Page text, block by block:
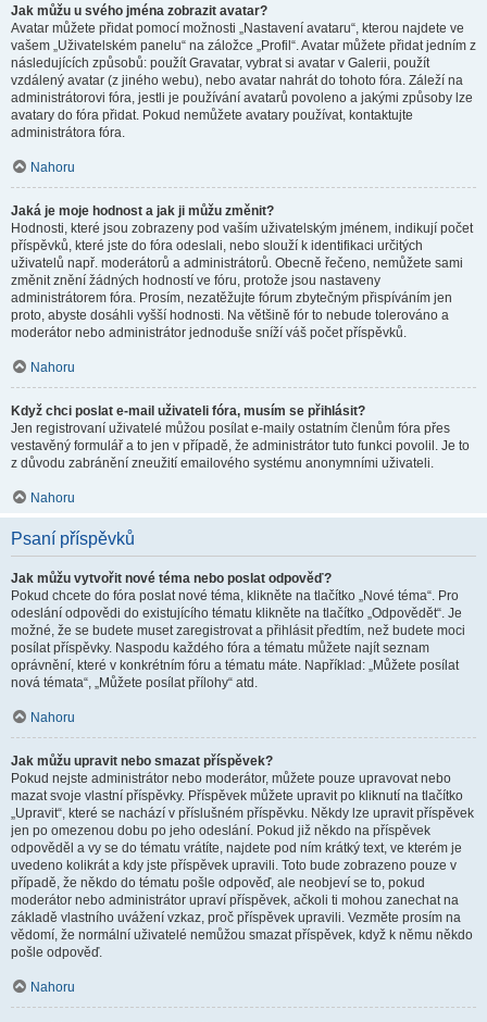
Jak můžu u svého jména zobrazit avatar?
Avatar můžete přidat pomocí možnosti „Nastavení avataru“, kterou najdete ve
vašem „Uživatelském panelu“ na záložce „Profil“. Avatar můžete přidat jedním z
následujících způsobů: použít Gravatar, vybrat si avatar v Galerii, použít
vzdálený avatar (z jiného webu), nebo avatar nahrát do tohoto fóra. Záleží na
administrátorovi fóra, jestli je používání avatarů povoleno a jakými způsoby lze
avatary do fóra přidat. Pokud nemůžete avatary používat, kontaktujte
administrátora fóra.
Nahoru
Jaká je moje hodnost a jak ji můžu změnit?
Hodnosti, které jsou zobrazeny pod vaším uživatelským jménem, indikují počet
příspěvků, které jste do fóra odeslali, nebo slouží k identifikaci určitých
uživatelů např. moderátorů a administrátorů. Obecně řečeno, nemůžete sami
změnit znění žádných hodností ve fóru, protože jsou nastaveny
administrátorem fóra. Prosím, nezatěžujte fórum zbytečným přispíváním jen
proto, abyste dosáhli vyšší hodnosti. Na většině fór to nebude tolerováno a
moderátor nebo administrátor jednoduše sníží váš počet příspěvků.
Nahoru
Když chci poslat e-mail uživateli fóra, musím se přihlásit?
Jen registrovaní uživatelé můžou posílat e-maily ostatním členům fóra přes
vestavěný formulář a to jen v případě, že administrátor tuto funkci povolil. Je to
z důvodu zabránění zneužití emailového systému anonymními uživateli.
Nahoru
Psaní příspěvků
Jak můžu vytvořit nové téma nebo poslat odpověď?
Pokud chcete do fóra poslat nové téma, klikněte na tlačítko „Nové téma“. Pro
odeslání odpovědi do existujícího tématu klikněte na tlačítko „Odpovědět“. Je
možné, že se budete muset zaregistrovat a přihlásit předtím, než budete moci
posílat příspěvky. Naspodu každého fóra a tématu můžete najít seznam
oprávnění, které v konkrétním fóru a tématu máte. Například: „Můžete posílat
nová témata“, „Můžete posílat přílohy“ atd.
Nahoru
Jak můžu upravit nebo smazat příspěvek?
Pokud nejste administrátor nebo moderátor, můžete pouze upravovat nebo
mazat svoje vlastní příspěvky. Příspěvek můžete upravit po kliknutí na tlačítko
„Upravit“, které se nachází v příslušném příspěvku. Někdy lze upravit příspěvek
jen po omezenou dobu po jeho odeslání. Pokud již někdo na příspěvek
odpověděl a vy se do tématu vrátíte, najdete pod ním krátký text, ve kterém je
uvedeno kolikrát a kdy jste příspěvek upravili. Toto bude zobrazeno pouze v
případě, že někdo do tématu pošle odpověď, ale neobjeví se to, pokud
moderátor nebo administrátor upraví příspěvek, ačkoli ti mohou zanechat na
základě vlastního uvážení vzkaz, proč příspěvek upravili. Vezměte prosím na
vědomí, že normální uživatelé nemůžou smazat příspěvek, když k němu někdo
pošle odpověď.
Nahoru